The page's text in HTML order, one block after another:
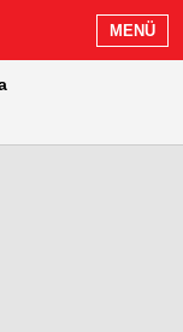
MENÜ